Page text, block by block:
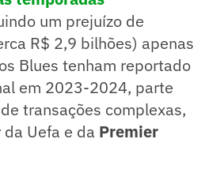
um prejuízo de
R$ 2,9 bilhões) apenas
Blues tenham reportado
em 2023-2024, parte
transações complexas,
Uefa e da Premier